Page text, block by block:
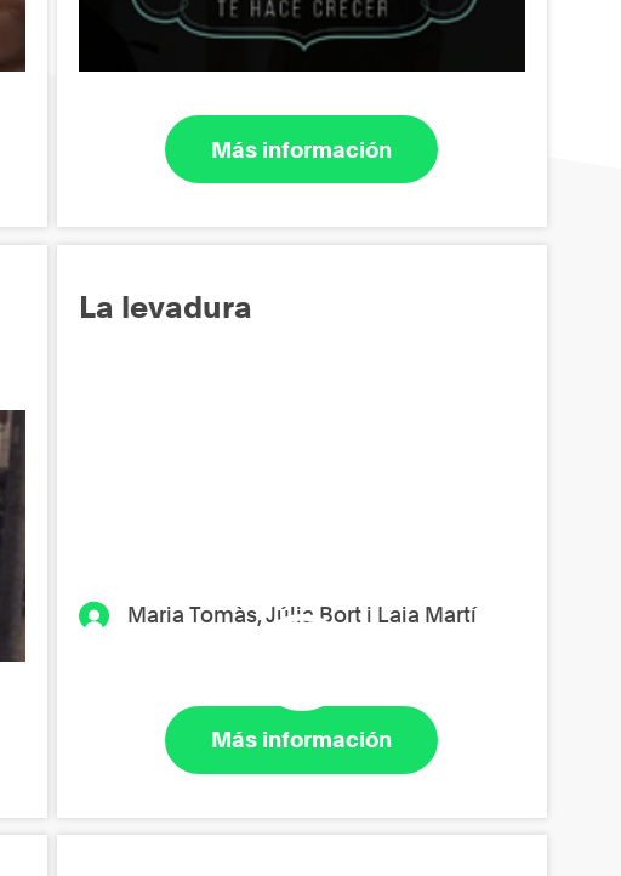
Más información
La levadura
Maria Tomàs, Júlia Bort i Laia Martí
Más información